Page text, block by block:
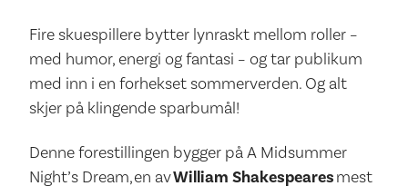
Fire skuespillere bytter lynraskt mellom roller –
med humor, energi og fantasi – og tar publikum
med inn i en forhekset sommerverden. Og alt
skjer på klingende sparbumål!
Denne forestillingen bygger på A Midsummer
Night’s Dream, en avWilliam Shakespearesmest